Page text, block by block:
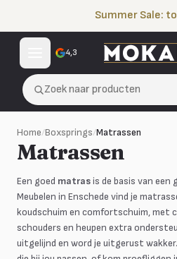
Summer Sale:
4,3
Zoek naar producten
Home/Boxsprings/Matrassen
Matrassen
Een goed matrasis de basis van een
Meubelen in Enschede vind je
koudschuim en comfortschuim, met
schouders en heupen extra
uitgelijnd en word je uitgerust